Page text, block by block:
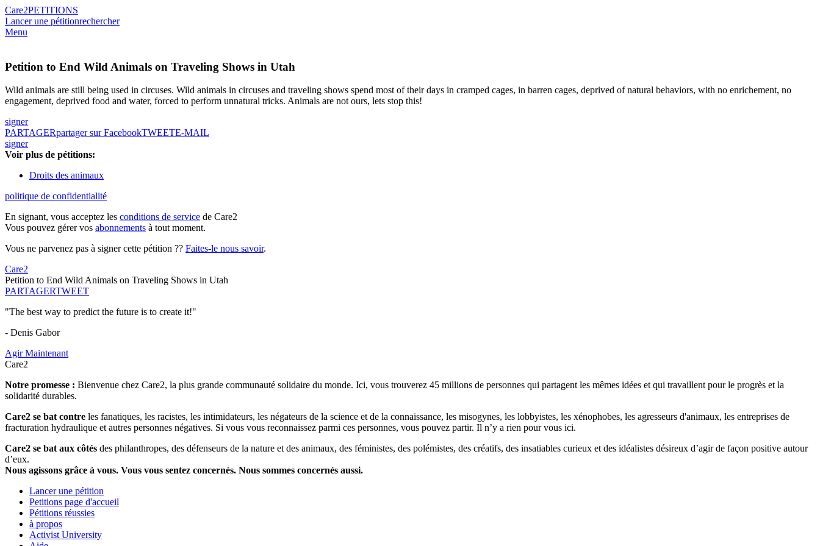
Care2PETITIONS
Lancer une pétitionrechercher
Menu
Petition to End Wild Animals on Traveling Shows in Utah
Wild animals are still being used in circuses. Wild animals in circuses and traveling shows spend most of their days in cramped cages, in barren cages, deprived of natural behaviors, with no enrichement, no
engagement, deprived food and water, forced to perform unnatural tricks. Animals are not ours, lets stop this!
signer
PARTAGERpartager sur FacebookTWEETE-MAIL
signer
Voir plus de pétitions:
Droits des animaux
politique de confidentialité
En signant, vous acceptez les conditions de service de Care2
Vous pouvez gérer vos abonnements à tout moment.
Vous ne parvenez pas à signer cette pétition ?? Faites-le nous savoir.
Care2
Petition to End Wild Animals on Traveling Shows in Utah
PARTAGERTWEET
"The best way to predict the future is to create it!"
- Denis Gabor
Agir Maintenant
Care2
Notre promesse : Bienvenue chez Care2, la plus grande communauté solidaire du monde. Ici, vous trouverez 45 millions de personnes qui partagent les mêmes idées et qui travaillent pour le progrès et la
solidarité durables.
Care2 se bat contre les fanatiques, les racistes, les intimidateurs, les négateurs de la science et de la connaissance, les misogynes, les lobbyistes, les xénophobes, les agresseurs d'animaux, les entreprises de
fracturation hydraulique et autres personnes négatives. Si vous vous reconnaissez parmi ces personnes, vous pouvez partir. Il n’y a rien pour vous ici.
Care2 se bat aux côtés des philanthropes, des défenseurs de la nature et des animaux, des féministes, des polémistes, des créatifs, des insatiables curieux et des idéalistes désireux d’agir de façon positive autour
d’eux.
Nous agissons grâce à vous. Vous vous sentez concernés. Nous sommes concernés aussi.
Lancer une pétition
Petitions page d'accueil
Pétitions réussies
à propos
Activist University